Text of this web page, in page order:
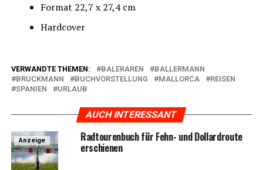
For­mat 22,7 x 27,4 cm
Hard­co­ver
VERWANDTE THEMEN: BALERAREN
BALLERMANN
BRUCKMANN
BUCHVORSTELLUNG MALLORCA
REISEN
SPANIEN
URLAUB
AUCH INTERESSANT
Anzeige Rad­tou­ren­buch für Fehn- und Dol­lard­rou­te
erschienen